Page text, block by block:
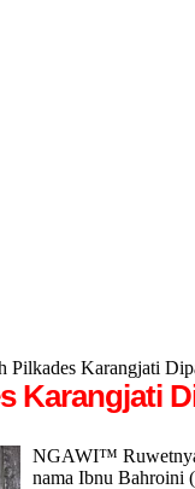
Pilkades Karangjati
Karangjati
NGAWI™ Ruwetnya
nama Ibnu Bahroini